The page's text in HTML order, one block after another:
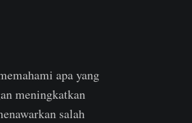
apa yang
meningkatkan
salah